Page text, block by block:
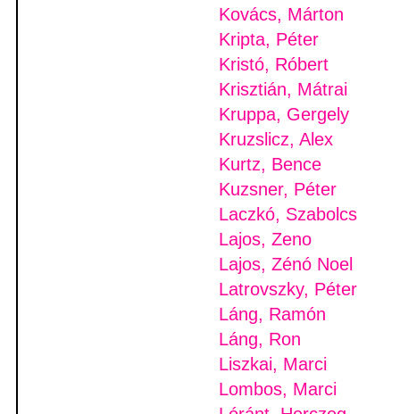
Kovács, Márton
Kripta, Péter
Kristó, Róbert
Krisztián, Mátrai
Kruppa, Gergely
Kruzslicz, Alex
Kurtz, Bence
Kuzsner, Péter
Laczkó, Szabolcs
Lajos, Zeno
Lajos, Zénó Noel
Latrovszky, Péter
Láng, Ramón
Láng, Ron
Liszkai, Marci
Lombos, Marci